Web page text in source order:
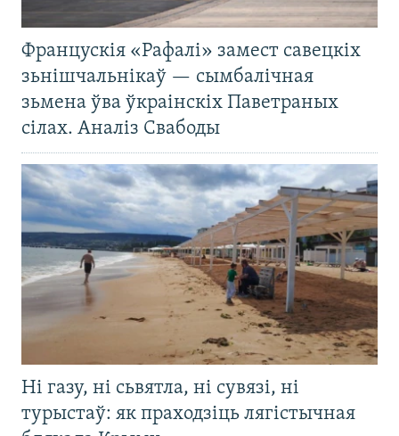
Францускія «Рафалі» замест савецкіх
зьнішчальнікаў — сымбалічная
зьмена ўва ўкраінскіх Паветраных
сілах. Аналіз Свабоды
Ні газу, ні сьвятла, ні сувязі, ні
турыстаў: як праходзіць лягістычная